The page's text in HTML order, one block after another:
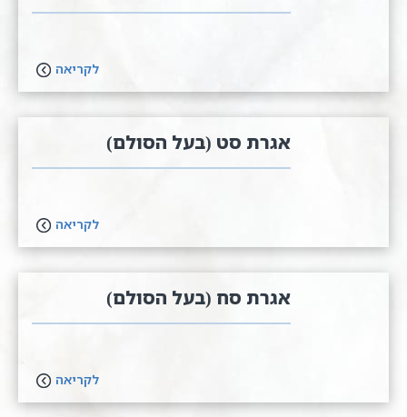
לקריאה
אגרת סט (בעל הסולם)
לקריאה
אגרת סח (בעל הסולם)
לקריאה